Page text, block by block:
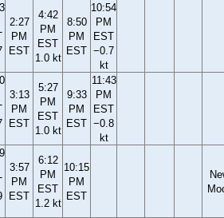
2:27
PM
EST
4:42
PM
EST
1.0 kt
8:50
PM
EST
10:54
PM
EST
−0.7
kt
3:13
PM
EST
5:27
PM
EST
1.0 kt
9:33
PM
EST
11:43
PM
EST
−0.8
kt
3:57
PM
EST
6:12
PM
EST
1.2 kt
10:15
PM
EST